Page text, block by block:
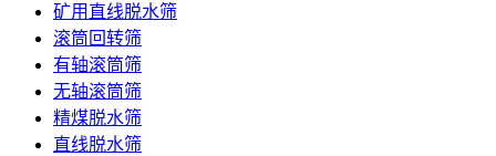
矿用直线脱水筛
滚筒回转筛
有轴滚筒筛
无轴滚筒筛
精煤脱水筛
直线脱水筛